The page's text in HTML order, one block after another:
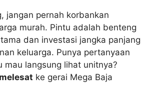
jangan pernah korbankan
murah. Pintu adalah benteng
dan investasi jangka panjang
keluarga. Punya pertanyaan
mau langsung lihat unitnya?
melesat ke gerai Mega Baja